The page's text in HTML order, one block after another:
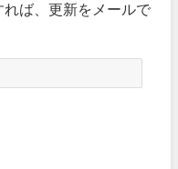
れば、更新をメールで